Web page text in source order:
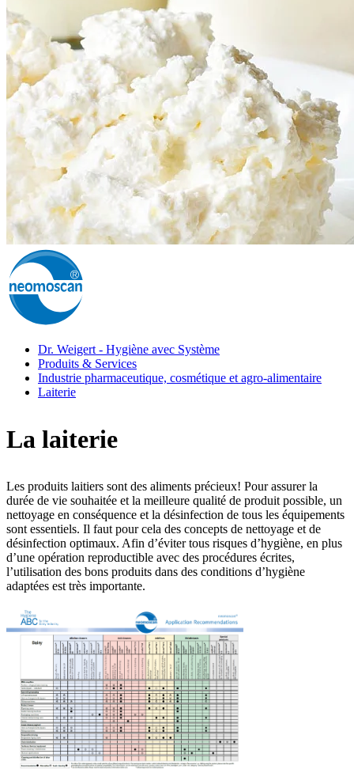
Dr. Weigert - Hygiène avec Système
Produits & Services
Industrie pharmaceutique, cosmétique et agro-alimentaire
Laiterie
La laiterie
Les produits laitiers sont des aliments précieux! Pour assurer la
durée de vie souhaitée et la meilleure qualité de produit possible, un
nettoyage en conséquence et la désinfection de tous les équipements
sont essentiels. Il faut pour cela des concepts de nettoyage et de
désinfection optimaux. Afin d’éviter tous risques d’hygiène, en plus
d’une opération reproductible avec des procédures écrites,
l’utilisation des bons produits dans des conditions d’hygiène
adaptées est très importante.